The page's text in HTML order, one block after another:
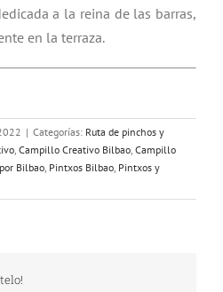
a la reina de las barras,
en la terraza.
| Categorías: Ruta de pinchos y
, Campillo Creativo Bilbao, Campillo
Bilbao, Pintxos Bilbao, Pintxos y